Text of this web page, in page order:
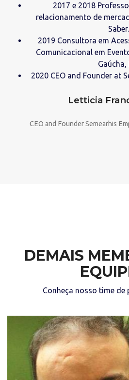
2017 e 2018
relacionamento de
Saber.
2019 Consultora em
Comunicacional em
Gaúcha,
2020 CEO and Founder at
Letticia
CEO and Founder Semearhis
DEMAIS
Conheça nosso time de